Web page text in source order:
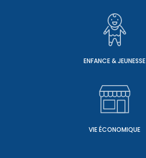
ENFANCE & JEUNESSE
VIE ÉCONOMIQUE